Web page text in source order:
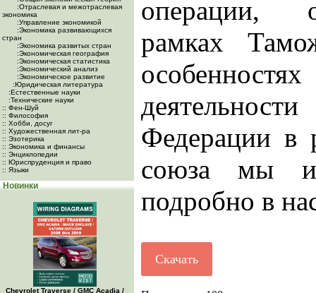
:Отраслевая и межотраслевая
экономика
:Управление экономикой
:Экономика развивающихся
стран
:Экономика развитых стран
:Экономическая география
:Экономическая статистика
:Экономический анализ
:Экономическое развитие
:Юридическая литература
:Естественные науки
:Технические науки
:: Фен-Шуй
:: Философия
:: Хобби, досуг
:: Художественная лит-ра
:: Эзотерика
:: Экономика и финансы
:: Энциклопедии
:: Юриспруденция и право
:: Языки
Новинки
Chevrolet Traverse / GMC Acadia /
операции,
рамках
Федерации в
союза мы и
подробно в
Скачать